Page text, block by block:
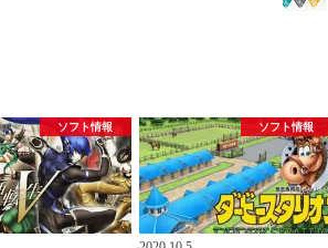
ソフト情報 ソフト情報